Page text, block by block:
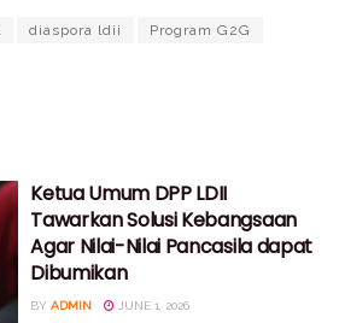
diaspora ldii Program G2G
Ketua Umum DPP LDII
Tawarkan Solusi Kebangsaan
Agar Nilai-Nilai Pancasila dapat
Dibumikan
BY ADMIN JUNE 1, 2026